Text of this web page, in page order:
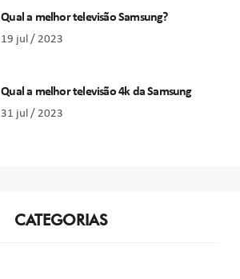
Qual a melhor televisão Samsung?
19 jul / 2023
Qual a melhor televisão 4k da Samsung
31 jul / 2023
CATEGORIAS